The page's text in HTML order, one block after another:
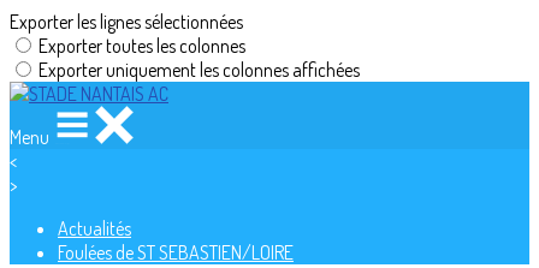
Exporter les lignes sélectionnées
Exporter toutes les colonnes
Exporter uniquement les colonnes affichées
Menu
<
>
Actualités
Foulées de ST SEBASTIEN/LOIRE